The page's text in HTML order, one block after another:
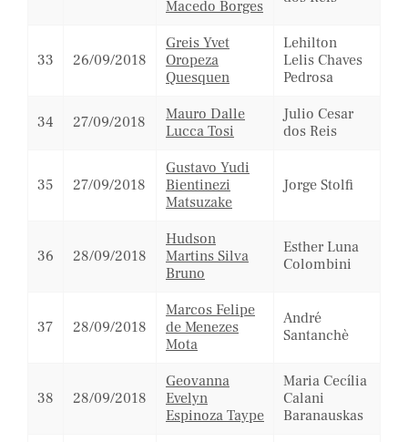
Macedo Borges
33 26/09/2018
Greis Yvet
Oropeza
Quesquen
Lehilton
Lelis Chaves
Pedrosa
34 27/09/2018
Mauro Dalle
Lucca Tosi
Julio Cesar
dos Reis
35 27/09/2018
Gustavo Yudi
Bientinezi
Matsuzake
Jorge Stolfi
36 28/09/2018
Hudson
Martins Silva
Bruno
Esther Luna
Colombini
37 28/09/2018
Marcos Felipe
de Menezes
Mota
André
Santanchè
38 28/09/2018
Geovanna
Evelyn
Espinoza Taype
Maria Cecília
Calani
Baranauskas